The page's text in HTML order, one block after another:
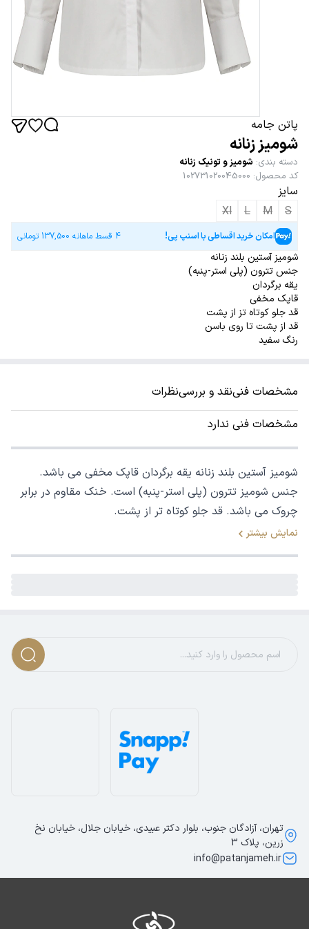
پاتن جامه
شومیز زنانه
دسته بندی: شومیز و تونیک زنانه
کد محصول:
102731020045000
سایز
S
M
L
Xl
امکان خرید اقساطی با اسنپ پی! 4 قسط ماهانه 137,500 تومانی
شومیز آستین بلند زنانه
جنس تترون (پلی استر-پنبه)
یقه برگردان
قاپک مخفی
قد جلو کوتاه تز از پشت
قد از پشت تا روی باسن
رنگ سفید
مشخصات فنینقد و بررسینظرات
مشخصات فنی ندارد
شومیز آستین بلند زنانه یقه برگردان قاپک مخفی می باشد.
جنس شومیز تترون (پلی استر-پنبه) است. خنک مقاوم در برابر
چروک می باشد. قد جلو کوتاه تر از پشت.
نمایش بیشتر
تهران، آزادگان جنوب، بلوار دکتر عبیدی، خیابان جلال، خیابان نخ
زرین، پلاک 3
info@patanjameh.ir